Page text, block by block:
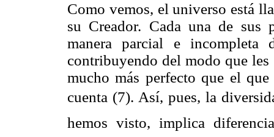
Como vemos, el universo está
su Creador. Cada una de sus
manera parcial e incompleta
contribuyendo del modo que
mucho más perfecto que el
cuenta (7). Así, pues, la
hemos visto, implica